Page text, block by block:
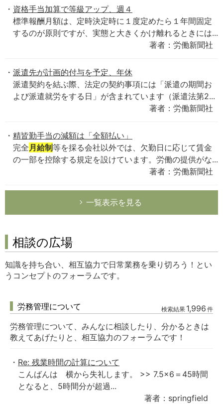
資格手当加算で等級アップ、週４
標準報酬月額は、定時決定時に１度定めたら１年間固定
するのが原則ですが、実態と大きくかけ離れるときには...
著者：労働新聞社
派遣先が計画的付与を予定、年休
派遣契約を結ぶ際、法定の契約事項には「派遣の期間お
よび派遣就労をする日」が含まれています（派遣法第2...
著者：労働新聞社
精皆勤手当の減額は「全額払い」
完全月給制等を採る会社以外では、欠勤日に応じて賃金
の一部を控除する規定を設けています。労働の提供がな...
著者：労働新聞社
一覧表示を見る
相談の広場
知識を持ち合い、相互協力で日常業務を乗り切ろう！とい
うコンセプトのフォーラムです。
労務管理について 検索結果 1,996 件
労務管理について、みんなに相談したり、分かるときは
教えてあげたりと、相互協力のフォーラムです！
Re: 残業時間の計算について
こんばんは 横から失礼します。 >> 7.5×6＝45時間
となると、5時間分が超過...
著者：springfield